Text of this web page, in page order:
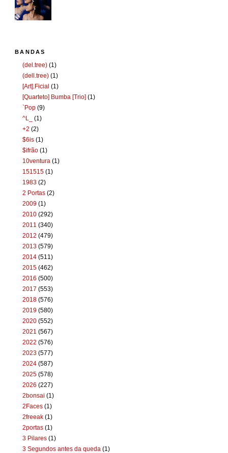
BANDAS
(del.tree) (1)
(dell.tree) (1)
[Art].Ficial (1)
[Quarteto] Bumba [Trio] (1)
`Pop (9)
^L_
(1)
+2 (2)
$6is (1)
$ifrão (1)
10ventura (1)
151515 (1)
1983 (2)
2 Portas (2)
2009 (1)
2010 (292)
2011 (340)
2012 (479)
2013 (579)
2014 (511)
2015 (462)
2016 (500)
2017 (553)
2018 (576)
2019 (580)
2020 (552)
2021 (567)
2022 (576)
2023 (577)
2024 (587)
2025 (578)
2026 (227)
2bonsai (1)
2Faces (1)
2freeak (1)
2portas (1)
3 Pilares (1)
3 Segundos antes da queda (1)